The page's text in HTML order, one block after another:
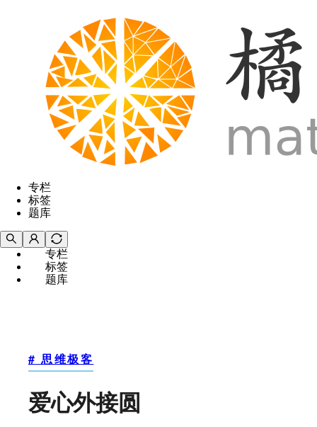
专栏
标签
题库
专栏
标签
题库
# 思维极客
爱心外接圆